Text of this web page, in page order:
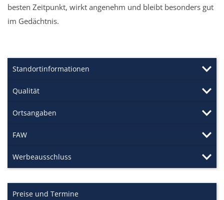
besten Zeitpunkt, wirkt angenehm und bleibt besonders gut
im Gedächtnis.
Standortinformationen
Qualität
Ortsangaben
FAW
Werbeausschluss
Preise und Termine